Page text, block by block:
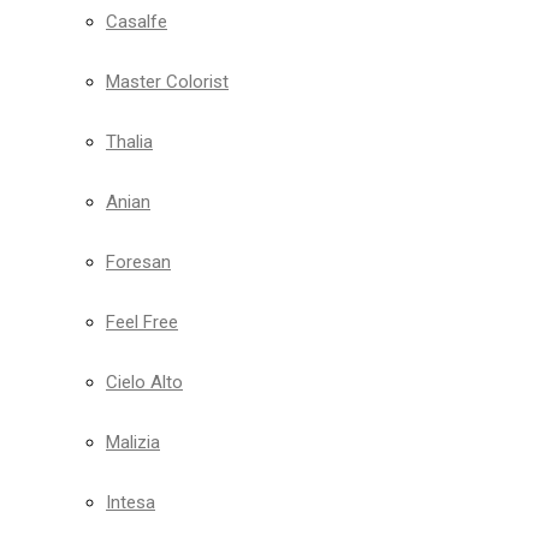
Casalfe
Master Colorist
Thalia
Anian
Foresan
Feel Free
Cielo Alto
Malizia
Intesa